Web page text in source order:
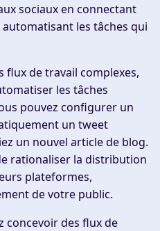
sociaux en connectant
les tâches qui
flux de travail complexes,
les tâches
pouvez configurer un
un tweet
un nouvel article de blog.
rationaliser la distribution
plateformes,
de votre public.
concevoir des flux de